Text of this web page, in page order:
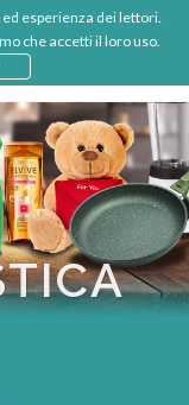
esperienza dei lettori.
che accetti il loro uso.
IT